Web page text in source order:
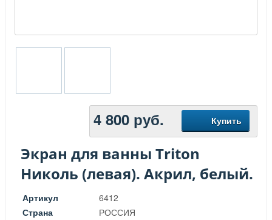
4 800 руб. Купить
Экран для ванны Triton
Николь (левая). Акрил, белый.
Артикул
6412
Страна
РОССИЯ